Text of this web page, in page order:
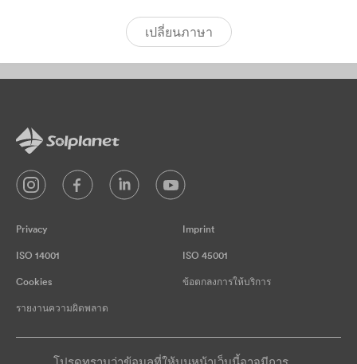
Privacy Imprint
ISO 14001 ISO 45001
Cookies ข้อตกลงการให้บริการ
รายงานความผิดพลาด
เปลี่ยนภาษา